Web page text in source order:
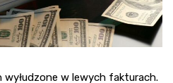
wyłudzone w lewych fakturach.